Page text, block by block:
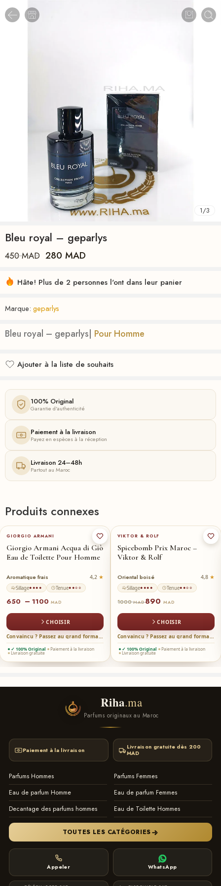
1/3
Bleu royal – geparlys
450MAD 280 MAD
Hâte! Plus de 2 personnes l'ont dans leur panier
Marque: geparlys
Bleu royal – geparlys| Pour Homme
Ajouter à la liste de souhaits
100% Original
Garantie d'authenticité
Paiement à la livraison
Payez en espèces à la réception
Livraison 24–48h
Partout au Maroc
Produits connexes
100-ml 200-ml ★ 50-ml
GIORGIO ARMANI
Giorgio Armani Acqua di Giò
Eau de Toilette Pour Homme
Aromatique frais 4,2
Sillage●●●● Tenue●●○○
650 – 1100 MAD
CHOISIR
Convaincu ? Passez au grand format →
✓ 100% Original Paiement à la livraison
Livraison gratuite
VIKTOR & ROLF
Spicebomb Prix Maroc –
Viktor & Rolf
Oriental boisé 4,8
Sillage●●●● Tenue●●○○
1000MAD890 MAD
CHOISIR
Convaincu ? Passez au grand format →
✓ 100% Original Paiement à la livraison
Livraison gratuite
Riha.ma
Parfums originaux au Maroc
Paiement à la livraison
Livraison gratuite dès 200
MAD
Parfums Hommes
Parfums Femmes
Eau de parfum Homme
Eau de parfum Femmes
Decantage des parfums hommes
Eau de Toilette Hommes
TOUTES LES CATÉGORIES
Appeler WhatsApp